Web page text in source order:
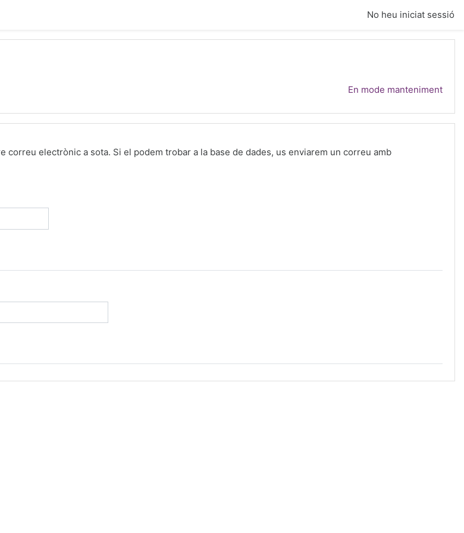
No heu iniciat sessió
En mode manteniment
electrònic a sota. Si el podem trobar a la base de dades, us enviarem un correu amb